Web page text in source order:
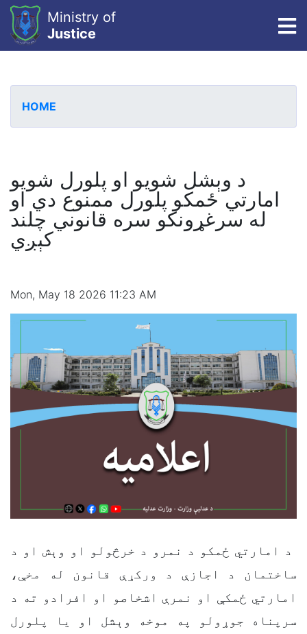
Ministry of
Justice
HOME
د وېشل شویو او پلورل شویو
امارتي ځمکو پلورل ممنوع دي او
له سرغړونکو سره قانوني چلند
کېږي
Mon, May 18 2026 11:23 AM
د امارتي ځمکو د نمرو د خرڅولو او وېش او د
ساختمان د اجازې د ورکړې قانون له مخې،
امارتي ځمکې او نمرې اشخاصو او افرادو ته د
سرپناه جوړولو په موخه وېشل او یا پلورل